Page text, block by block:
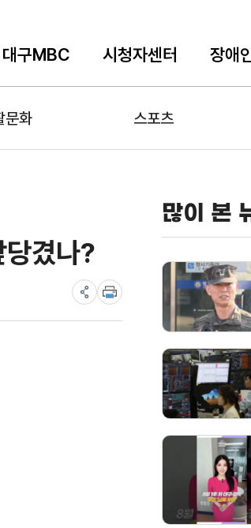
대구MBC 시청자센터 장애
문화 스포츠
겼나?
많이 본